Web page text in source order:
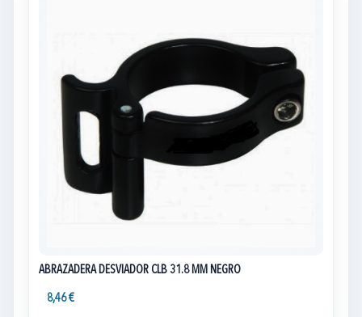
ABRAZADERA DESVIADOR CLB 31.8 MM NEGRO
8,46 €